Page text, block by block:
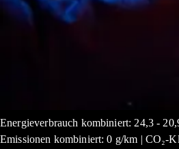
Energieverbrauch kombiniert: 24,3 -
Emissionen kombiniert: 0 g/km | CO₂-